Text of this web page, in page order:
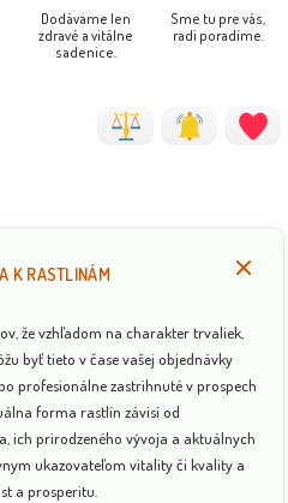
Dodávame len
zdravé a vitálne
sadenice.
Sme tu pre vás,
radi poradíme.
K RASTLINÁM
že vzhľadom na charakter trvaliek,
byť tieto v čase vašej objednávky
profesionálne zastrihnuté v prospech
forma rastlín závisí od
ich prirodzeného vývoja a aktuálnych
ukazovateľom vitality či kvality a
a prosperitu.